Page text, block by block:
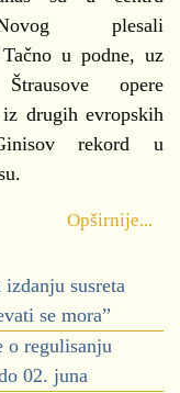
Novog plesali
u podne, uz
opere
drugih evropskih
rekord u
Opširnije...
susreta
se mora”
o regulisanju
02. juna